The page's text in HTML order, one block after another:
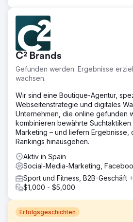
C² Brands
Gefunden werden. Ergebnisse
wachsen.
Wir sind eine Boutique-Agentur,
Webseitenstrategie und digitales
Unternehmen, die online gefunden
kombinieren bewährte Suchtaktiken
Marketing – und liefern Ergebnisse,
Rankings hinausgehen.
Aktiv in Spain
Social-Media-Marketing,
Sport und Fitness, B2B-Geschäft
$1,000 - $5,000
Erfolgsgeschichten